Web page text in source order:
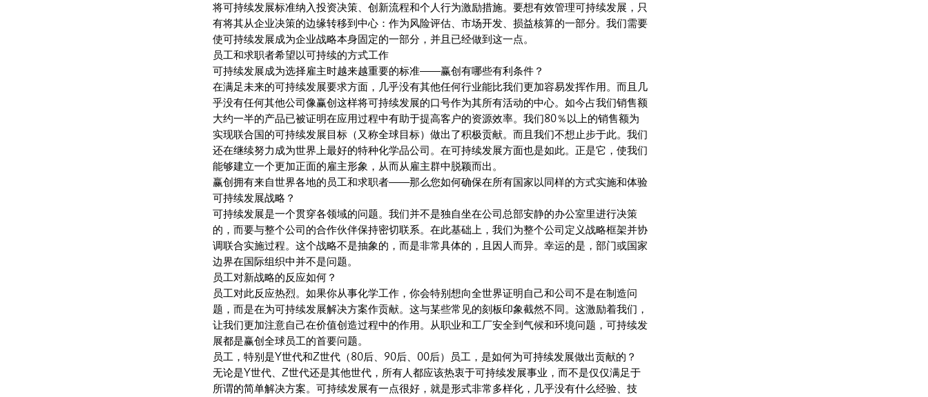
将可持续发展标准纳入投资决策、创新流程和个人行为激励措施。要想有效管理可持续发展，只
有将其从企业决策的边缘转移到中心：作为风险评估、市场开发、损益核算的一部分。我们需要
使可持续发展成为企业战略本身固定的一部分，并且已经做到这一点。
员工和求职者希望以可持续的方式工作
可持续发展成为选择雇主时越来越重要的标准——赢创有哪些有利条件？
在满足未来的可持续发展要求方面，几乎没有其他任何行业能比我们更加容易发挥作用。而且几
乎没有任何其他公司像赢创这样将可持续发展的口号作为其所有活动的中心。如今占我们销售额
大约一半的产品已被证明在应用过程中有助于提高客户的资源效率。我们80％以上的销售额为
实现联合国的可持续发展目标（又称全球目标）做出了积极贡献。而且我们不想止步于此。我们
还在继续努力成为世界上最好的特种化学品公司。在可持续发展方面也是如此。正是它，使我们
能够建立一个更加正面的雇主形象，从而从雇主群中脱颖而出。
赢创拥有来自世界各地的员工和求职者——那么您如何确保在所有国家以同样的方式实施和体验
可持续发展战略？
可持续发展是一个贯穿各领域的问题。我们并不是独自坐在公司总部安静的办公室里进行决策
的，而要与整个公司的合作伙伴保持密切联系。在此基础上，我们为整个公司定义战略框架并协
调联合实施过程。这个战略不是抽象的，而是非常具体的，且因人而异。幸运的是，部门或国家
边界在国际组织中并不是问题。
员工对新战略的反应如何？
员工对此反应热烈。如果你从事化学工作，你会特别想向全世界证明自己和公司不是在制造问
题，而是在为可持续发展解决方案作贡献。这与某些常见的刻板印象截然不同。这激励着我们，
让我们更加注意自己在价值创造过程中的作用。从职业和工厂安全到气候和环境问题，可持续发
展都是赢创全球员工的首要问题。
员工，特别是Y世代和Z世代（80后、90后、00后）员工，是如何为可持续发展做出贡献的？
无论是Y世代、Z世代还是其他世代，所有人都应该热衷于可持续发展事业，而不是仅仅满足于
所谓的简单解决方案。可持续发展有一点很好，就是形式非常多样化，几乎没有什么经验、技